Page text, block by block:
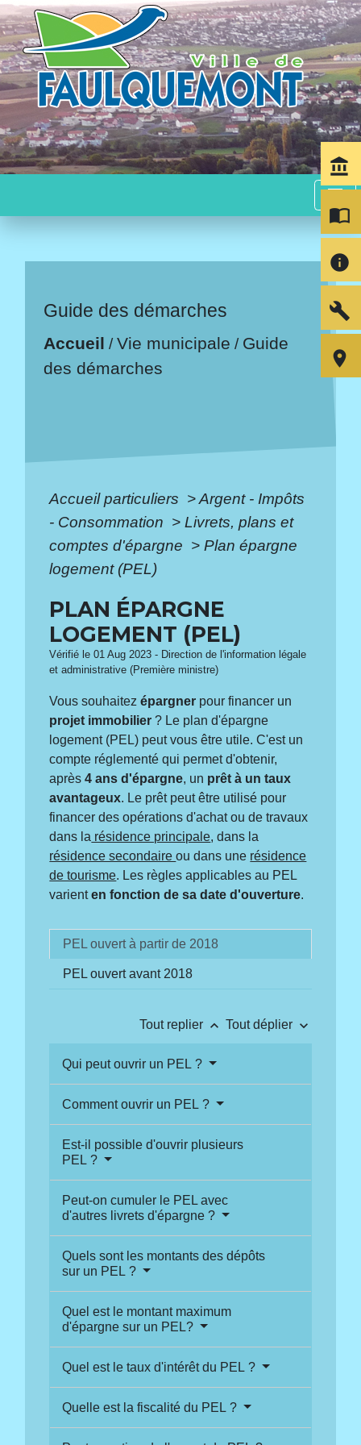
menu
Guide des démarches
Accueil /Vie municipale / Guide
des démarches
Accueil particuliers >Argent - Impôts
- Consommation > Livrets, plans et
comptes d'épargne > Plan épargne
logement (PEL)
PLAN ÉPARGNE
LOGEMENT (PEL)
Vérifié le 01 Aug 2023 - Direction de l'information légale
et administrative (Première ministre)
Vous souhaitezépargner pour financer un
projet immobilier ? Le plan d'épargne
logement (PEL) peut vous être utile. C'est un
compte réglementé qui permet d'obtenir,
après4 ans d'épargne, un prêt à un taux
avantageux. Le prêt peut être utilisé pour
financer des opérations d'achat ou de travaux
dans la résidence principale, dans la
résidence secondaireou dans une résidence
de tourisme. Les règles applicables au PEL
varienten fonction de sa date d'ouverture.
PEL ouvert à partir de 2018
PEL ouvert avant 2018
Tout replier keyboard_arrow_up Tout déplier keyboard_arrow_down
Qui peut ouvrir un PEL ?
Comment ouvrir un PEL ?
Est-il possible d'ouvrir plusieurs
PEL ?
Peut-on cumuler le PEL avec
d'autres livrets d'épargne ?
Quels sont les montants des dépôts
sur un PEL ?
Quel est le montant maximum
d'épargne sur un PEL?
Quel est le taux d'intérêt du PEL ?
Quelle est la fiscalité du PEL ?
account_balance
import_contacts
info
build
room